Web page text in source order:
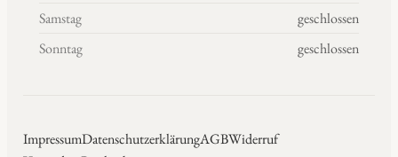
Samstag
geschlossen
Sonntag
geschlossen
ImpressumDatenschutzerklärungAGBWiderruf